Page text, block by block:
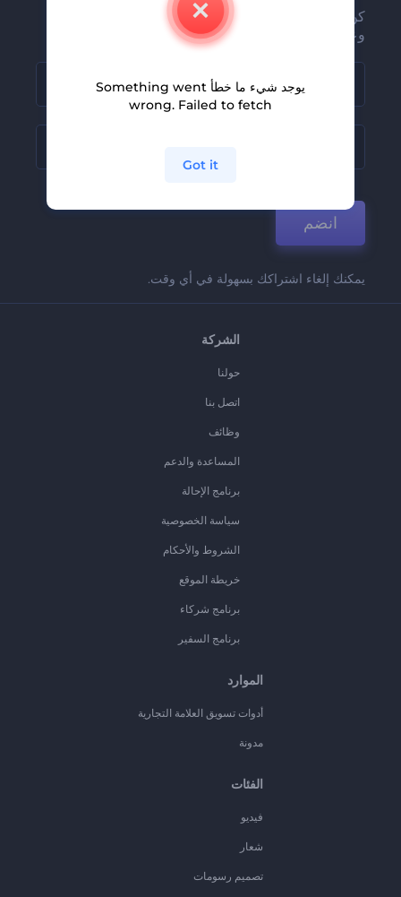
كن من بين أوائل من يستلمون أحدث أخبارنا
وعروضنا
انضم
يمكنك إلغاء اشتراكك بسهولة في أي وقت.
الشركة
حولنا
اتصل بنا
وظائف
المساعدة والدعم
برنامج الإحالة
سياسة الخصوصية
الشروط والأحكام
خريطة الموقع
برنامج شركاء
برنامج السفير
الموارد
أدوات تسويق العلامة التجارية
مدونة
الفئات
فيديو
شعار
تصميم رسومات
يوجد شيء ما خطأ Something went
wrong. Failed to fetch
Got it